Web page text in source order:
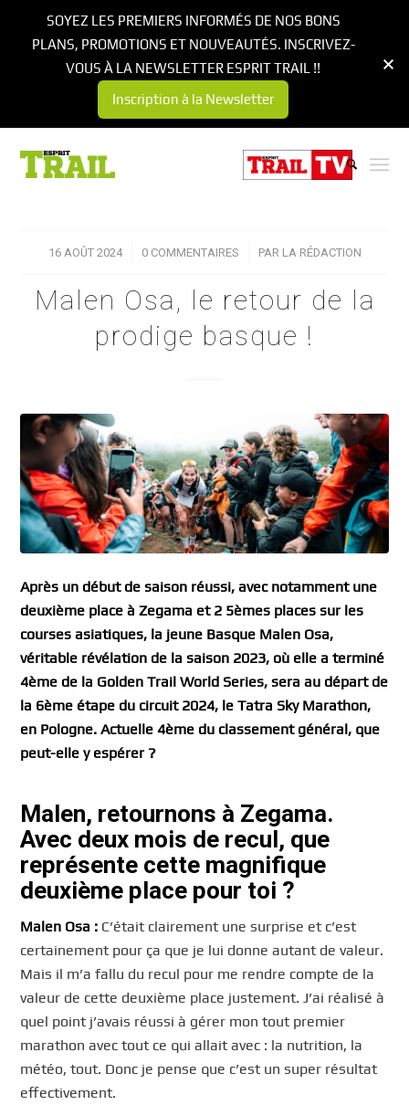
16 AOÛT 2024
/ 0 COMMENTAIRES
/ PAR LA RÉDACTION
Malen Osa, le retour de la
prodige basque !
Après un début de saison réussi, avec notamment une
deuxième place à Zegama et 2 5èmes places sur les
courses asiatiques, la jeune Basque Malen Osa,
véritable révélation de la saison 2023, où elle a terminé
4ème de la Golden Trail World Series, sera au départ de
la 6ème étape du circuit 2024, le Tatra Sky Marathon,
en Pologne. Actuelle 4ème du classement général, que
peut-elle y espérer ?
Malen, retournons à Zegama.
Avec deux mois de recul, que
représente cette magnifique
deuxième place pour toi ?
Malen Osa : C’était clairement une surprise et c’est
certainement pour ça que je lui donne autant de valeur.
Mais il m’a fallu du recul pour me rendre compte de la
valeur de cette deuxième place justement. J’ai réalisé à
quel point j’avais réussi à gérer mon tout premier
marathon avec tout ce qui allait avec : la nutrition, la
météo, tout. Donc je pense que c’est un super résultat
effectivement.
SOYEZ LES PREMIERS INFORMÉS DE NOS BONS
PLANS, PROMOTIONS ET NOUVEAUTÉS. INSCRIVEZ-
VOUS À LA NEWSLETTER ESPRIT TRAIL !!
Inscription à la Newsletter